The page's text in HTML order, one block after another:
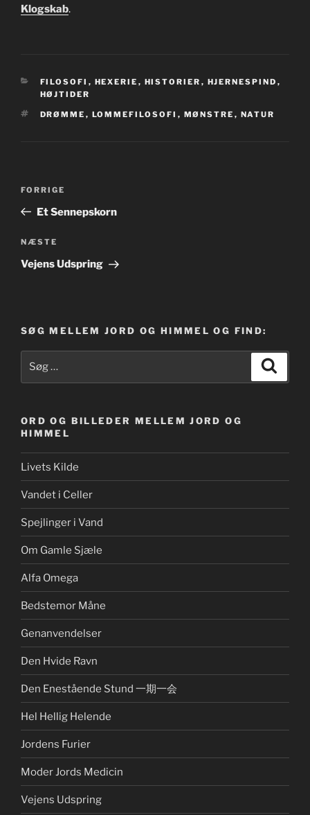
Klogskab.
KATEGORIER
FILOSOFI , HEXERIE , HISTORIER , HJERNESPIND ,
HØJTIDER
TAGS
DRØMME , LOMMEFILOSOFI , MØNSTRE , NATUR
Forrige
indlæg
FORRIGE
Et Sennepskorn
Næste
indlæg
NÆSTE
Vejens Udspring
SØG MELLEM JORD OG HIMMEL OG FIND:
efter:
ORD OG BILLEDER MELLEM JORD OG
HIMMEL
Livets Kilde
Vandet i Celler
Spejlinger i Vand
Om Gamle Sjæle
Alfa Omega
Bedstemor Måne
Genanvendelser
Den Hvide Ravn
Den Enestående Stund 一期一会
Hel Hellig Helende
Jordens Furier
Moder Jords Medicin
Vejens Udspring